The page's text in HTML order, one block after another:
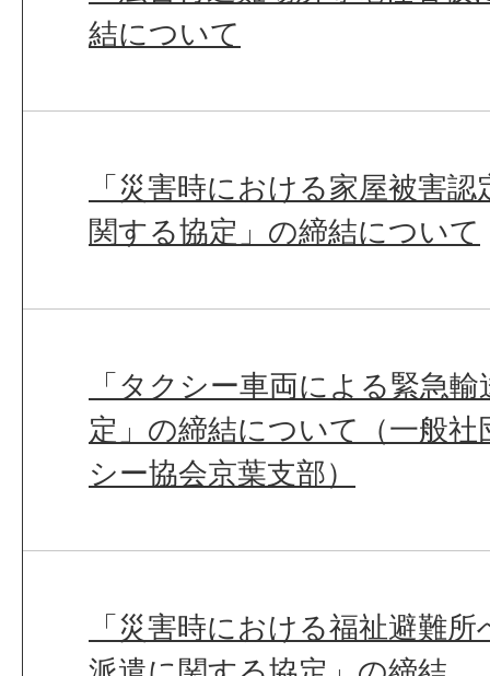
結について
「災害時における家屋被害
関する協定」の締結について
「タクシー車両による緊急
定」の締結について（一般
シー協会京葉支部）
「災害時における福祉避難